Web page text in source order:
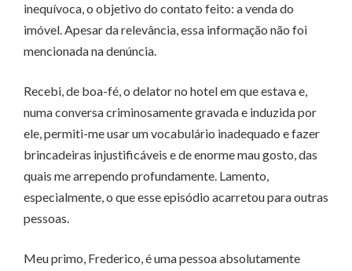
inequívoca, o objetivo do contato feito: a venda do
imóvel. Apesar da relevância, essa informação não foi
mencionada na denúncia.
Recebi, de boa-fé, o delator no hotel em que estava e,
numa conversa criminosamente gravada e induzida por
ele, permiti-me usar um vocabulário inadequado e fazer
brincadeiras injustificáveis e de enorme mau gosto, das
quais me arrependo profundamente. Lamento,
especialmente, o que esse episódio acarretou para outras
pessoas.
Meu primo, Frederico, é uma pessoa absolutamente